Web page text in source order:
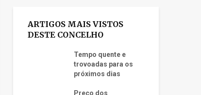
ARTIGOS MAIS VISTOS
DESTE CONCELHO
Tempo quente e
trovoadas para os
próximos dias
Preço dos